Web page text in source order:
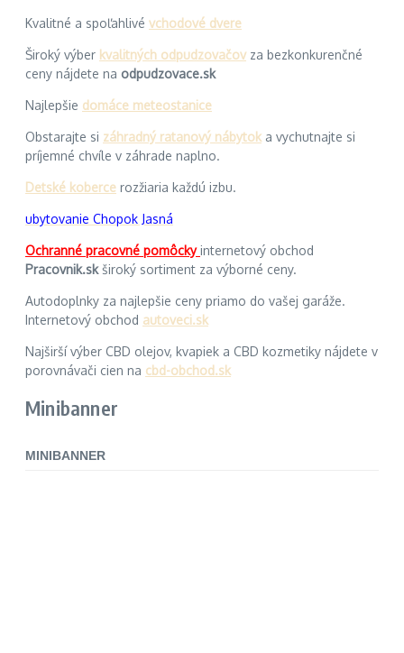
Kvalitné a spoľahlivé vchodové dvere
Široký výber kvalitných odpudzovačov za bezkonkurenčné
ceny nájdete na odpudzovace.sk
Najlepšie domáce meteostanice
Obstarajte si záhradný ratanový nábytok a vychutnajte si
príjemné chvíle v záhrade naplno.
Detské koberce rozžiaria každú izbu.
ubytovanie Chopok Jasná
Ochranné pracovné pomôckyinternetový obchod
Pracovnik.skširoký sortiment za výborné ceny.
Autodoplnky za najlepšie ceny priamo do vašej garáže.
Internetový obchod autoveci.sk
Najširší výber CBD olejov, kvapiek a CBD kozmetiky nájdete v
porovnávači cien na cbd-obchod.sk
Minibanner
MINIBANNER